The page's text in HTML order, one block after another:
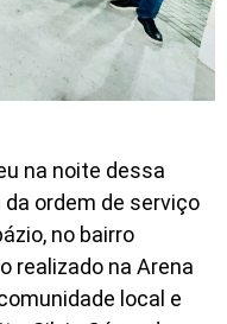
na noite dessa
ordem de serviço
no bairro
realizado na Arena
local e